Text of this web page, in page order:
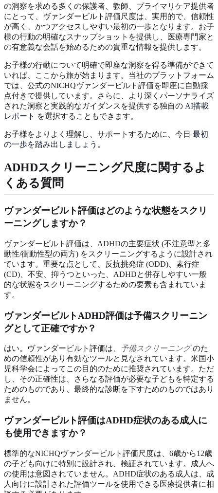
の洞察を求める多くの保護者、教師、プライマリケア提供者
にとって、ヴァンダービルト評価尺度は、実用的で、信頼性
が高く、かつアクセスしやすい最初の一歩となります。お子
様の行動の明確なスナップショットを提供し、医療専門家と
の有意義な会話を始めるための貴重な情報を提供します。
お子様の行動について明確で即座な洞察を得る準備ができて
いれば、ここから旅が始まります。当社のプラットフォーム
では、公式のNICHQヴァンダービルト評価を即座に自動採
点付きで提供しています。さらに、より深くパーソナライズ
された洞察と実践的なガイダンスを提供する独自の AI搭載
レポート を選択することもできます。
お子様をよりよく理解し、サポートするために、今日 最初
の一歩を踏み出しましょう 。
ADHDスクリーニング尺度に関するよ
くある質問
ヴァンダービルト評価はどのような状態をスクリ
ーニングしますか？
ヴァンダービルト評価は、ADHDの主要症状 (不注意型と多
動性/衝動性型の両方) をスクリーニングするように設計され
ています。重要な点として、反抗挑発症 (ODD)、素行症
(CD)、不安、抑うつといった、ADHDと併存しやすい一般
的な状態をスクリーニングするための要素も含まれていま
す。
ヴァンダービルトADHD評価は予備スクリーニン
グとして正確ですか？
はい。ヴァンダービルト評価は、 予備スクリーニングのた
めの信頼性があり有効なツールと見なされています。米国小
児科学会によってこの目的のために推奨されています。ただ
し、その正確性は、さらなる評価が必要な子どもを特定する
ためのものであり、最終的な診断を下すためのものではあり
ません。
ヴァンダービルト評価はADHD症状のある成人に
も使用できますか？
標準的なNICHQヴァンダービルト評価尺度は、6歳から12歳
の子ども向けに特別に設計され、検証されています。成人へ
の使用は意図されていません。ADHD症状のある成人は、成
人向けに設計された評価ツールを使用できる医療提供者に相